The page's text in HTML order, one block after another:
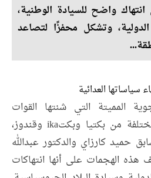
انتهاك واضح للسيادة الوطنية،
وتشكل محفزًا لتصاعد
العدائية
المميتة التي شنتها القوات
الباكستانية في مناطق مختلفة من بكتيا وبكتika وقندوز،
حميد كارزاي والدكتور عبدالله
هذه الهجمات على أنها انتهاكات